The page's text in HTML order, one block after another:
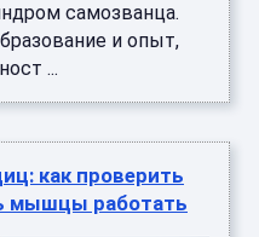
самозванца.
и опыт,
...
как проверить
мышцы работать